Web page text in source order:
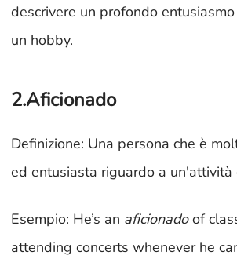
descrivere un profondo
un hobby.
2.Aficionado
Definizione: Una persona che è
ed entusiasta riguardo a un'attività
Esempio: He’s an aficionadoof
attending concerts whenever he